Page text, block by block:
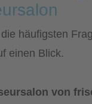
häufigsten
einen Blick.
von